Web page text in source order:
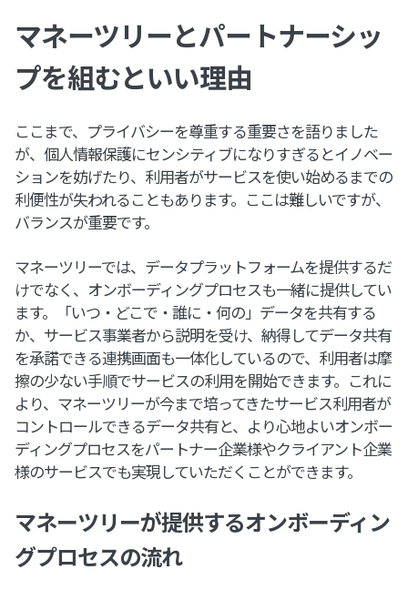
マネーツリーとパートナーシッ
プを組むといい理由
ここまで、プライバシーを尊重する重要さを語りました
が、個人情報保護にセンシティブになりすぎるとイノベー
ションを妨げたり、利用者がサービスを使い始めるまでの
利便性が失われることもあります。ここは難しいですが、
バランスが重要です。
マネーツリーでは、データプラットフォームを提供するだ
けでなく、オンボーディングプロセスも一緒に提供してい
ます。「いつ・どこで・誰に・何の」データを共有する
か、サービス事業者から説明を受け、納得してデータ共有
を承諾できる連携画面も一体化しているので、利用者は摩
擦の少ない手順でサービスの利用を開始できます。これに
より、マネーツリーが今まで培ってきたサービス利用者が
コントロールできるデータ共有と、より心地よいオンボー
ディングプロセスをパートナー企業様やクライアント企業
様のサービスでも実現していただくことができます。
マネーツリーが提供するオンボーディン
グプロセスの流れ